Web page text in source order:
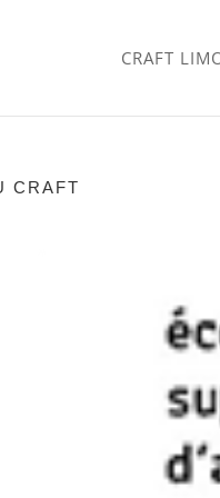
CRAFT
CRAFT